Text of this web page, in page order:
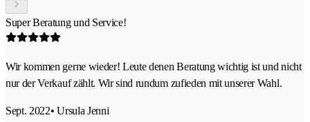
Super Beratung und Service!
Wir kommen gerne wieder! Leute denen Beratung wichtig ist und nicht
nur der Verkauf zählt. Wir sind rundum zufieden mit unserer Wahl.
Sept. 2022• Ursula Jenni